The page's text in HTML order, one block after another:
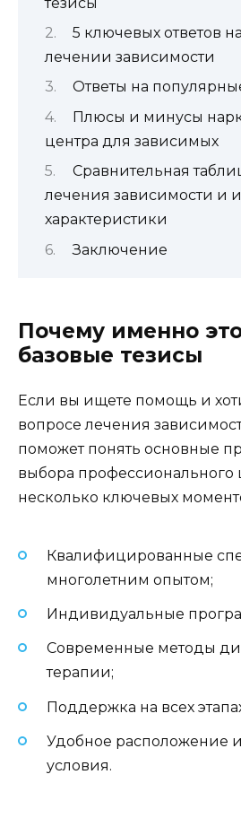
5 ключевых ответов
лечении зависимости
Ответы на
Плюсы и минусы
центра для зависимых
Сравнительная
лечения зависимости и
характеристики
Заключение
Почему именно
базовые тезисы
Если вы ищете помощь и
вопросе лечения
поможет понять основные
выбора профессионального
несколько ключевых
Квалифицированные
многолетним опытом;
Индивидуальные
Современные методы
терапии;
Поддержка на всех
Удобное расположение
условия.